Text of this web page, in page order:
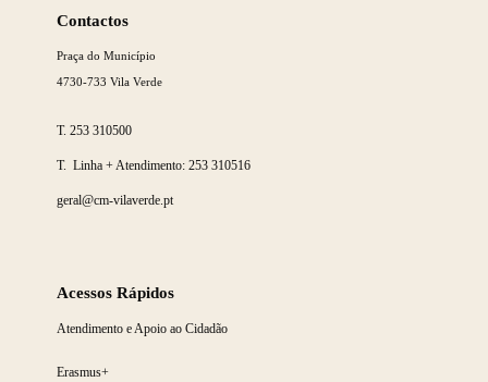
Filtros
Contactos
Praça do Município
4730-733 Vila Verde
T.253 310500
T. Linha + Atendimento: 253 310516
geral@cm-vilaverde.pt
Acessos Rápidos
Atendimento e Apoio ao Cidadão
Erasmus+